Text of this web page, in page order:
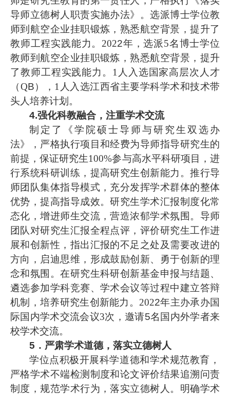
导师立德树人职责实施办法》。选派博士学位教
师到航空企业挂职锻炼，熟悉航空背景，提升了
教师工程实践能力。 2022年，选派5名博士学位
教师到航空企业挂职锻炼，熟悉航空背景，提升
了教师工程实践能力。1人入选国家高层次人才
（QB）， 1人入选江西省主要学科学术和技术带
头人培养计划。
4.强化科教融合，注重学术交流
制定了《学院硕士导师与研究生双选办
法》，严格执行项目和经费为导师指导研究生的
前提，保证研究生100%参与高水平科研项目，进
行系统科研训练，提高研究生创新能力。推行导
师团队集体指导模式，充分发挥学术群体的整体
优势，提高指导成效。研究生学术汇报制度化常
态化，增进师生交流，营造浓郁学术氛围。导师
团队对研究生汇报全程点评，评价研究生工作进
展和创新性，指出汇报的不足之处及需要改进的
方向，启迪思维，形成鼓励创新、勇于创新的理
念和氛围。在研究生科研创新基金申报与结题、
遴选参加学科竞赛、学术会议等过程中建立答辩
机制，培养研究生创新能力。2022年主办承办国
际国内学术交流会议3次，邀请5名国内外学者来
校学术交流。
5．严肃学术道德，落实立德树人
学位点积极开展科学道德和学术规范教育，
严格学术不端检测制度和论文评价结果追溯问责
制度，规范学术行为，落实立德树人。明确学术